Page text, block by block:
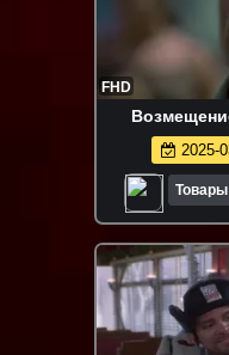
FHD
2025-